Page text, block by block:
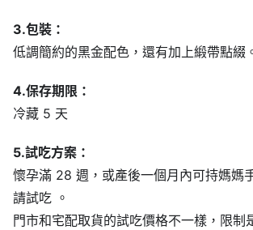
3.包裝：
低調簡約的黑金配色，還有加上緞帶點綴
4.保存期限：
冷藏 5 天
5.試吃方案：
懷孕滿 28 週，或產後一個月內可持媽媽
請試吃 。
門市和宅配取貨的試吃價格不一樣，限制